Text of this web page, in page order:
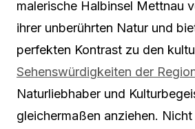
malerische Halbinsel Mettnau
ihrer unberührten Natur und
perfekten Kontrast zu den
Sehenswürdigkeiten der
Naturliebhaber und
gleichermaßen anziehen.